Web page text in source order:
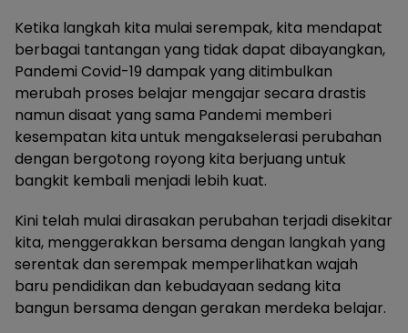
Ketika langkah kita mulai serempak, kita mendapat
berbagai tantangan yang tidak dapat dibayangkan,
Pandemi Covid-19 dampak yang ditimbulkan
merubah proses belajar mengajar secara drastis
namun disaat yang sama Pandemi memberi
kesempatan kita untuk mengakselerasi perubahan
dengan bergotong royong kita berjuang untuk
bangkit kembali menjadi lebih kuat.
Kini telah mulai dirasakan perubahan terjadi disekitar
kita, menggerakkan bersama dengan langkah yang
serentak dan serempak memperlihatkan wajah
baru pendidikan dan kebudayaan sedang kita
bangun bersama dengan gerakan merdeka belajar.